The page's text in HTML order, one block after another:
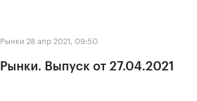
Рынки 28 апр 2021, 09:50
Рынки. Выпуск от 27.04.2021